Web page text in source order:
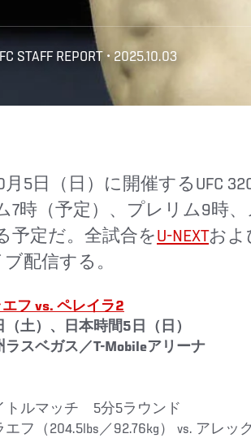
STAFF REPORT • 2025.10.03
7時（予定）、プレリム9時
予定だ。全試合をU-NEXTおよ
配信する。
フ vs. ペレイラ2
土）、日本時間5日（日）
ラスベガス／T-Mobileアリーナ
トルマッチ 5分5ラウンド
フ（204.5lbs／92.76kg） vs. アレッ